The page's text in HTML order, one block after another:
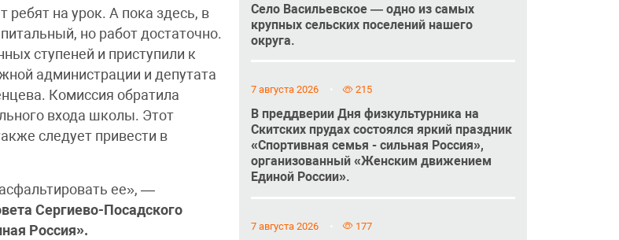
на урок. А пока здесь, в
но работ достаточно.
ступеней и приступили к
администрации и депутата
Комиссия обратила
входа школы. Этот
следует привести в
ее», —
Сергиево-Посадского
Россия».
Село Васильевское — одно из самых
крупных сельских поселений нашего
округа.
7 августа 2026 215
В преддверии Дня физкультурника на
Скитских прудах состоялся яркий праздник
«Спортивная семья - сильная Россия»,
организованный «Женским движением
Единой России».
7 августа 2026 177